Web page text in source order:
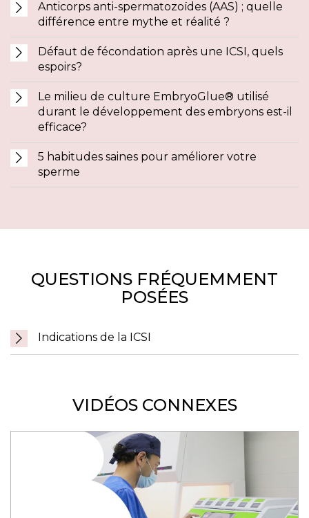
Anticorps anti-spermatozoïdes (AAS) ; quelle
différence entre mythe et réalité ?
Défaut de fécondation après une ICSI, quels
espoirs?
Le milieu de culture EmbryoGlue® utilisé
durant le développement des embryons est-il
efficace?
5 habitudes saines pour améliorer votre
sperme
QUESTIONS FRÉQUEMMENT
POSÉES
Indications de la ICSI
VIDÉOS CONNEXES